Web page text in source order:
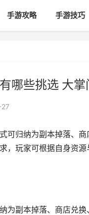
手游攻略 手游技巧
哪些挑选 大掌
可归纳为副本掉落、
，玩家可根据自身资
为副本掉落、商店兑